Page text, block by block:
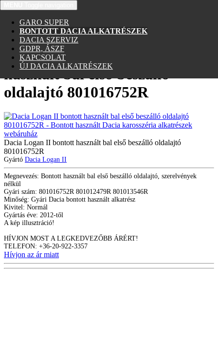
GARO SUPER
BONTOTT DACIA ALKATRÉSZEK
DACIA SZERVIZ
GDPR, ÁSZF
KAPCSOLAT
ÚJ DACIA ALKATRÉSZEK
Dacia Logan II bontott
használt bal első beszálló
oldalajtó 801016752R
Dacia Logan II bontott használt bal első beszálló oldalajtó
801016752R
Gyártó Dacia Logan II
Megnevezés: Bontott használt bal első beszálló oldalajtó, szerelvények
nélkül
Gyári szám: 801016752R 801012479R 801013546R
Minőség: Gyári Dacia bontott használt alkatrész
Kivitel: Normál
Gyártás éve: 2012-től
A kép illusztráció!
HÍVJON MOST A LEGKEDVEZŐBB ÁRÉRT!
TELEFON: +36-20-922-3357
Hívjon az ár miatt